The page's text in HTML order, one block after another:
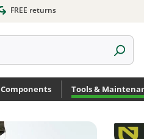
FREE returns
Components Tools &